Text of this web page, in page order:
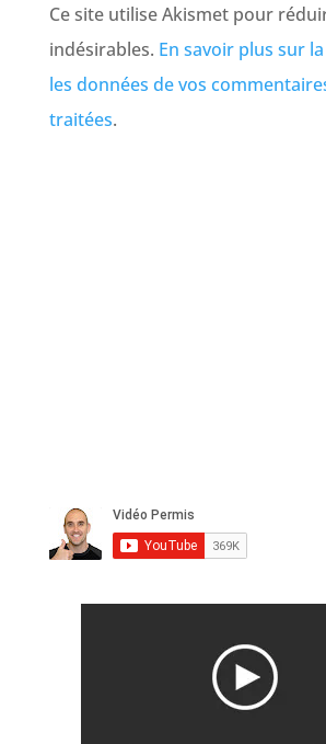
Ce site utilise Akismet pour
indésirables. En savoir plus sur
les données de vos
traitées.